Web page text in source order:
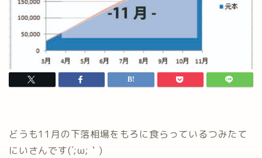
どうも11月の下落相場をもろに食らっているつみたて
にいさんです(´;ω;｀)